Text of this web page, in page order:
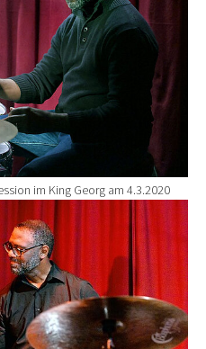
im King Georg am 4.3.2020